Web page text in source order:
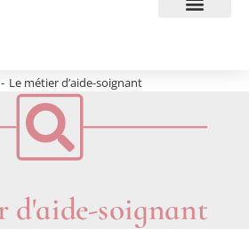
Le métier d’aide-soignant
d'aide-soignant